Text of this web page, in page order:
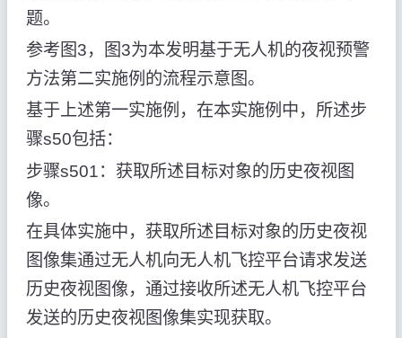
题。
参考图3，图3为本发明基于无人机的夜视预警
方法第二实施例的流程示意图。
基于上述第一实施例，在本实施例中，所述步
骤s50包括：
步骤s501：获取所述目标对象的历史夜视图
像。
在具体实施中，获取所述目标对象的历史夜视
图像集通过无人机向无人机飞控平台请求发送
历史夜视图像，通过接收所述无人机飞控平台
发送的历史夜视图像集实现获取。